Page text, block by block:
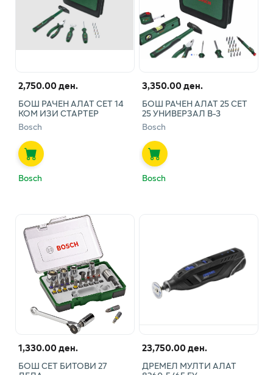
2,750.00 ден.
БОШ РАЧЕН АЛАТ СЕТ 14
КОМ ИЗИ СТАРТЕР
Bosch
Bosch
3,350.00 ден.
БОШ РАЧЕН АЛАТ 25 СЕТ
25 УНИВЕРЗАЛ В-3
Bosch
Bosch
1,330.00 ден.
БОШ СЕТ БИТОВИ 27
23,750.00 ден.
ДРЕМЕЛ МУЛТИ АЛАТ